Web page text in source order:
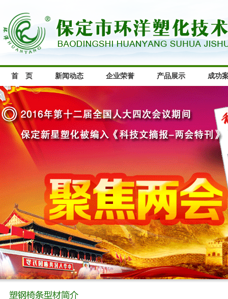
首 页 新闻动态 企业荣誉 产品展示 成功